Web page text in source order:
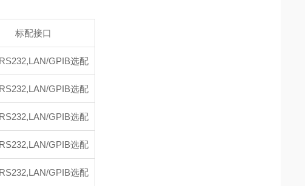
标配接口
GPIB选配
GPIB选配
GPIB选配
GPIB选配
GPIB选配